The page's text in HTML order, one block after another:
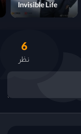
Ishq Hua
6
نظر